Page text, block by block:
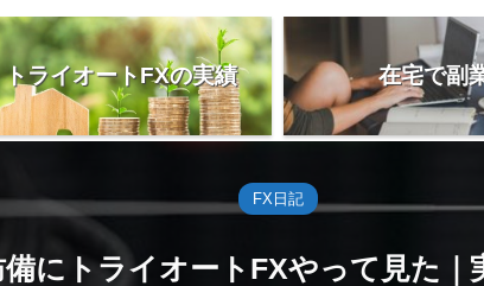
トライオートFXの実績 在宅で副
FX日記
にトライオートFXやって見た｜